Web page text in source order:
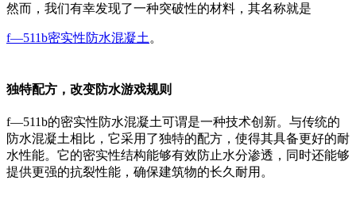
然而，我们有幸发现了一种突破性的材料，其名称就是
f—511b密实性防水混凝土 。
独特配方，改变防水游戏规则
f—511b的密实性防水混凝土可谓是一种技术创新。与传统的
防水混凝土相比，它采用了独特的配方，使得其具备更好的耐
水性能。它的密实性结构能够有效防止水分渗透，同时还能够
提供更强的抗裂性能，确保建筑物的长久耐用。